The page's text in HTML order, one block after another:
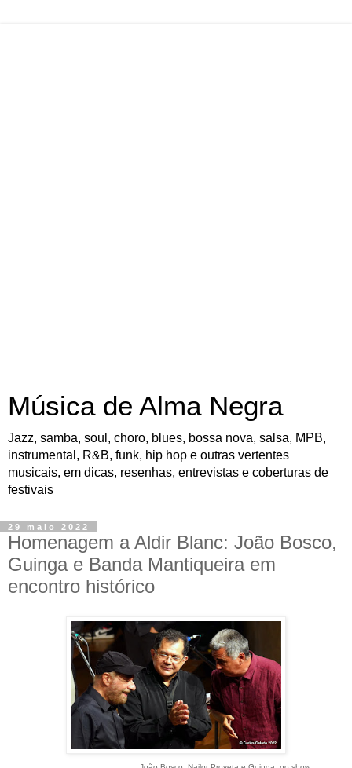
Música de Alma Negra
Jazz, samba, soul, choro, blues, bossa nova, salsa, MPB,
instrumental, R&B, funk, hip hop e outras vertentes
musicais, em dicas, resenhas, entrevistas e coberturas de
festivais
29 maio 2022
Homenagem a Aldir Blanc: João Bosco,
Guinga e Banda Mantiqueira em
encontro histórico